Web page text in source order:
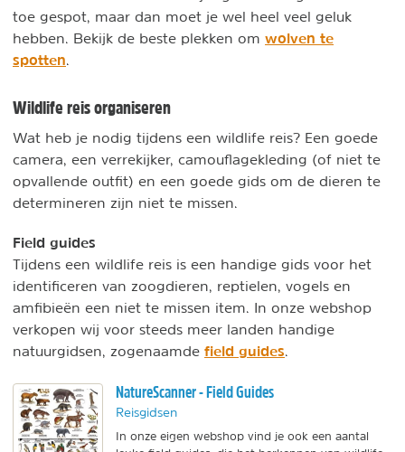
toe gespot, maar dan moet je wel heel veel geluk
hebben. Bekijk de beste plekken om wolven te
spotten.
Wildlife reis organiseren
Wat heb je nodig tijdens een wildlife reis? Een goede
camera, een verrekijker, camouflagekleding (of niet te
opvallende outfit) en een goede gids om de dieren te
determineren zijn niet te missen.
Field guides
Tijdens een wildlife reis is een handige gids voor het
identificeren van zoogdieren, reptielen, vogels en
amfibieën een niet te missen item. In onze webshop
verkopen wij voor steeds meer landen handige
natuurgidsen, zogenaamde field guides.
NatureScanner - Field Guides
Reisgidsen
In onze eigen webshop vind je ook een aantal